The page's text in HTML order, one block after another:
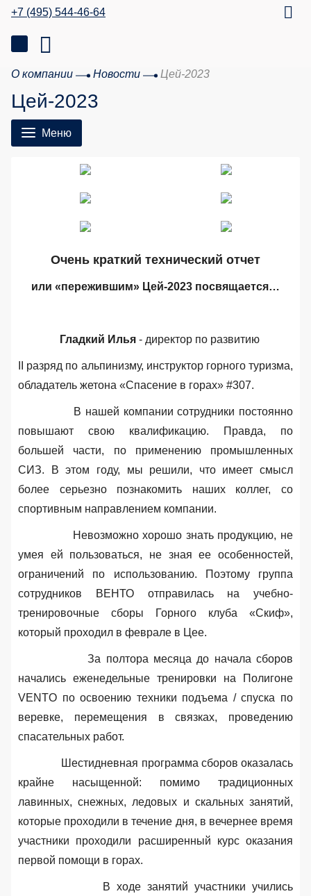
+7 (495) 544-46-64
О компании Новости Цей-2023
Цей-2023
Меню
Очень краткий технический отчет
или «пережившим» Цей-2023 посвящается…
Гладкий Илья - директор по развитию
разряд по альпинизму, инструктор горного туризма,
обладатель жетона «Спасение в горах» #307.
В нашей компании сотрудники постоянно
повышают свою квалификацию. Правда, по
большей части, по применению промышленных
СИЗ. В этом году, мы решили, что имеет смысл
более серьезно познакомить наших коллег, со
спортивным направлением компании.
Невозможно хорошо знать продукцию, не
умея ей пользоваться, не зная ее особенностей,
ограничений по использованию. Поэтому группа
сотрудников ВЕНТО отправилась на учебно-
тренировочные сборы Горного клуба «Скиф»,
который проходил в феврале в Цее.
За полтора месяца до начала сборов
начались еженедельные тренировки на Полигоне
VENTO по освоению техники подъема / спуска по
веревке, перемещения в связках, проведению
спасательных работ.
Шестидневная программа сборов оказалась
крайне насыщенной: помимо традиционных
лавинных, снежных, ледовых и скальных занятий,
которые проходили в течение дня, в вечернее время
участники проходили расширенный курс оказания
первой помощи в горах.
В ходе занятий участники учились